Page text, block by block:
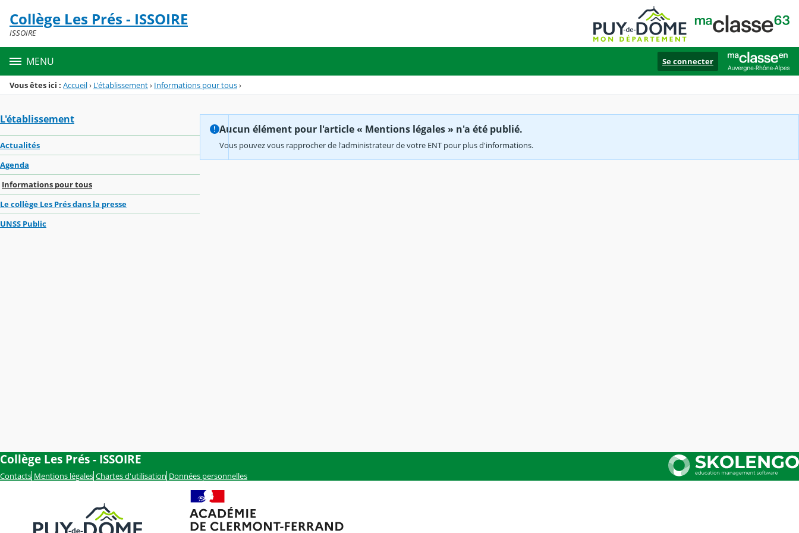
Menu de la rubrique
Contenu
Collège Les Prés - ISSOIRE
ISSOIRE
MENU Se connecter
Vous êtes ici : Accueil› L'établissement› Informations pour tous›
L'établissement
Actualités
Agenda
Informations pour tous
Le collège Les Prés dans la presse
UNSS Public
Aucun élément pour l'article « Mentions légales » n'a été publié.
Vous pouvez vous rapprocher de l'administrateur de votre ENT pour plus d'informations.
Collège Les Prés - ISSOIRE
Contacts Mentions légales Chartes d'utilisation Données personnelles